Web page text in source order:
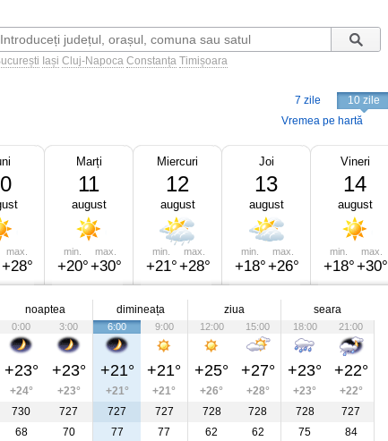
Iași Cluj-Napoca Constanța Timișoara
7 zile
10 zile
Vremea pe hartă
max.
+28°
Marți
11
august
min.
+20°
max.
+30°
Miercuri
12
august
min.
+21°
max.
+28°
Joi
13
august
min.
+18°
max.
+26°
Vineri
14
august
min.
+18°
max.
+30°
noaptea dimineața ziua seara
0:00 3:00 6:00 9:00 12:00 15:00 18:00 21:00
+23° +23° +21° +21° +25° +27° +23° +22°
+24° +23° +21° +21° +26° +28° +23°
+22°
730
727 727 727 728 728 728
727
68
70 77 77 62 62 75
84